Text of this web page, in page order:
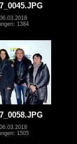
1384
1505